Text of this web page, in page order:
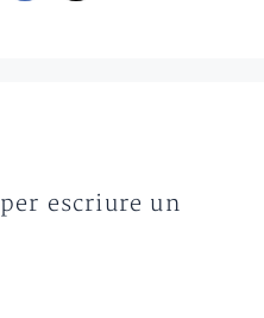
per escriure un